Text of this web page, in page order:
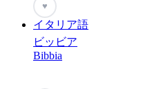
♥
イタリア語
ビッビア
Bibbia